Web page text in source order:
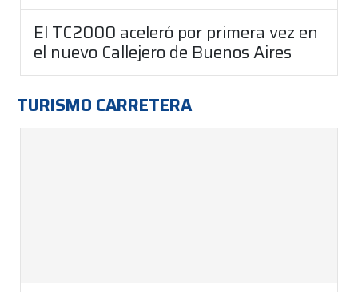
El TC2000 aceleró por primera vez en
el nuevo Callejero de Buenos Aires
TURISMO CARRETERA